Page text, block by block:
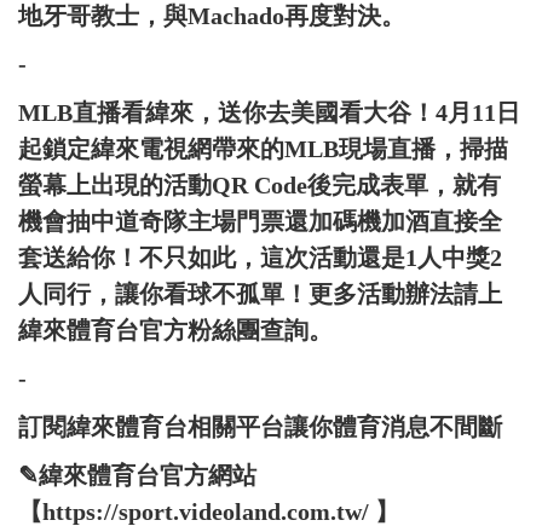
地牙哥教士，與Machado再度對決。
-
MLB直播看緯來，送你去美國看大谷！4月11日
起鎖定緯來電視網帶來的MLB現場直播，掃描
螢幕上出現的活動QR Code後完成表單，就有
機會抽中道奇隊主場門票還加碼機加酒直接全
套送給你！不只如此，這次活動還是1人中獎2
人同行，讓你看球不孤單！更多活動辦法請上
緯來體育台官方粉絲團查詢。
-
訂閱緯來體育台相關平台讓你體育消息不間斷
✎緯來體育台官方網站
【https://sport.videoland.com.tw/ 】